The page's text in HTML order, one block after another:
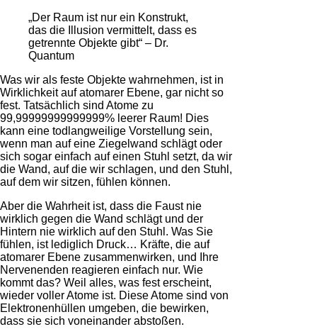
„Der Raum ist nur ein Konstrukt,
das die Illusion vermittelt, dass es
getrennte Objekte gibt“ – Dr.
Quantum
Was wir als feste Objekte wahrnehmen, ist in
Wirklichkeit auf atomarer Ebene, gar nicht so
fest. Tatsächlich sind Atome zu
99,99999999999999% leerer Raum! Dies
kann eine todlangweilige Vorstellung sein,
wenn man auf eine Ziegelwand schlägt oder
sich sogar einfach auf einen Stuhl setzt, da wir
die Wand, auf die wir schlagen, und den Stuhl,
auf dem wir sitzen, fühlen können.
Aber die Wahrheit ist, dass die Faust nie
wirklich gegen die Wand schlägt und der
Hintern nie wirklich auf den Stuhl. Was Sie
fühlen, ist lediglich Druck… Kräfte, die auf
atomarer Ebene zusammenwirken, und Ihre
Nervenenden reagieren einfach nur. Wie
kommt das? Weil alles, was fest erscheint,
wieder voller Atome ist. Diese Atome sind von
Elektronenhüllen umgeben, die bewirken,
dass sie sich voneinander abstoßen.